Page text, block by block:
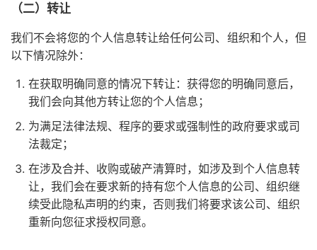
（二）转让
我们不会将您的个人信息转让给任何公司、组织和个人，但
以下情况除外：
在获取明确同意的情况下转让：获得您的明确同意后，
我们会向其他方转让您的个人信息；
为满足法律法规、程序的要求或强制性的政府要求或司
法裁定；
在涉及合并、收购或破产清算时，如涉及到个人信息转
让，我们会在要求新的持有您个人信息的公司、组织继
续受此隐私声明的约束，否则我们将要求该公司、组织
重新向您征求授权同意。